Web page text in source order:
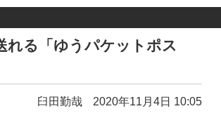
れる「ゆうパケットポス
臼田勤哉 2020年11月4日 10:05